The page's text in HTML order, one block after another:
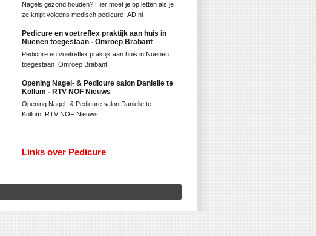
Nagels gezond houden? Hier moet je op letten als je
ze knipt volgens medisch pedicure AD.nl
Pedicure en voetreflex praktijk aan huis in
Nuenen toegestaan - Omroep Brabant
Pedicure en voetreflex praktijk aan huis in Nuenen
toegestaan Omroep Brabant
Opening Nagel- & Pedicure salon Danielle te
Kollum - RTV NOF Nieuws
Opening Nagel- & Pedicure salon Danielle te
Kollum RTV NOF Nieuws
Links over Pedicure